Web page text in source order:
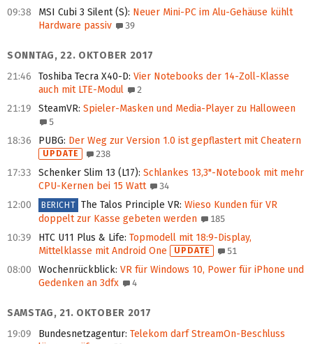
09:38 MSI Cubi 3 Silent (S): Neuer Mini-PC im Alu-Gehäuse kühlt
Hardware passiv
39
SONNTAG, 22. OKTOBER 2017
21:46
Toshiba Tecra X40-D: Vier Notebooks der 14-Zoll-Klasse
auch mit LTE-Modul
2
21:19 SteamVR: Spieler-Masken und Media-Player zu Halloween
5
18:36 PUBG: Der Weg zur Version 1.0 ist gepflastert mit Cheatern
UPDATE 238
17:33 Schenker Slim 13 (L17): Schlankes 13,3"-Notebook mit mehr
CPU-Kernen bei 15 Watt
34
12:00 BERICHT The Talos Principle VR: Wieso Kunden für VR
doppelt zur Kasse gebeten werden
185
10:39 HTC U11 Plus & Life: Topmodell mit 18:9-Display,
Mittelklasse mit Android One
UPDATE 51
08:00 Wochenrückblick: VR für Windows 10, Power für iPhone und
Gedenken an 3dfx
4
SAMSTAG, 21. OKTOBER 2017
19:09
Bundesnetzagentur: Telekom darf StreamOn-Beschluss